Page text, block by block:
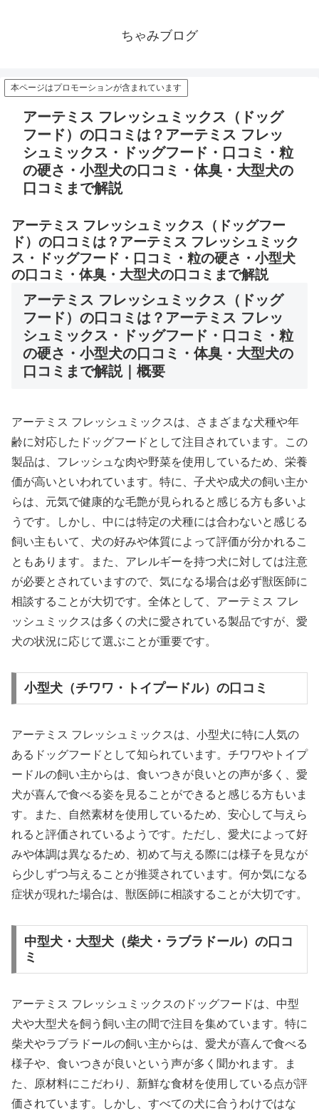
ちゃみブログ
本ページはプロモーションが含まれています
アーテミス フレッシュミックス（ドッグ
フード）の口コミは？アーテミス フレッ
シュミックス・ドッグフード・口コミ・粒
の硬さ・小型犬の口コミ・体臭・大型犬の
口コミまで解説
アーテミス フレッシュミックス（ドッグフー
ド）の口コミは？アーテミス フレッシュミック
ス・ドッグフード・口コミ・粒の硬さ・小型犬
の口コミ・体臭・大型犬の口コミまで解説
アーテミス フレッシュミックス（ドッグ
フード）の口コミは？アーテミス フレッ
シュミックス・ドッグフード・口コミ・粒
の硬さ・小型犬の口コミ・体臭・大型犬の
口コミまで解説｜概要
アーテミス フレッシュミックスは、さまざまな犬種や年
齢に対応したドッグフードとして注目されています。この
製品は、フレッシュな肉や野菜を使用しているため、栄養
価が高いといわれています。特に、子犬や成犬の飼い主か
らは、元気で健康的な毛艶が見られると感じる方も多いよ
うです。しかし、中には特定の犬種には合わないと感じる
飼い主もいて、犬の好みや体質によって評価が分かれるこ
ともあります。また、アレルギーを持つ犬に対しては注意
が必要とされていますので、気になる場合は必ず獣医師に
相談することが大切です。全体として、アーテミス フレ
ッシュミックスは多くの犬に愛されている製品ですが、愛
犬の状況に応じて選ぶことが重要です。
小型犬（チワワ・トイプードル）の口コミ
アーテミス フレッシュミックスは、小型犬に特に人気の
あるドッグフードとして知られています。チワワやトイプ
ードルの飼い主からは、食いつきが良いとの声が多く、愛
犬が喜んで食べる姿を見ることができると感じる方もいま
す。また、自然素材を使用しているため、安心して与えら
れると評価されているようです。ただし、愛犬によって好
みや体調は異なるため、初めて与える際には様子を見なが
ら少しずつ与えることが推奨されています。何か気になる
症状が現れた場合は、獣医師に相談することが大切です。
中型犬・大型犬（柴犬・ラブラドール）の口コ
ミ
アーテミス フレッシュミックスのドッグフードは、中型
犬や大型犬を飼う飼い主の間で注目を集めています。特に
柴犬やラブラドールの飼い主からは、愛犬が喜んで食べる
様子や、食いつきが良いという声が多く聞かれます。ま
た、原材料にこだわり、新鮮な食材を使用している点が評
価されています。しかし、すべての犬に合うわけではな